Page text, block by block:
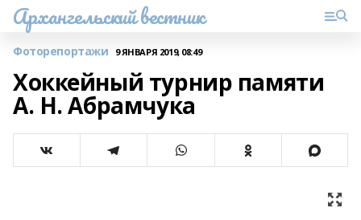
Архангельский вестник
Фоторепортажи 9 ЯНВАРЯ 2019, 08:49
Хоккейный турнир памяти
А. Н. Абрамчука